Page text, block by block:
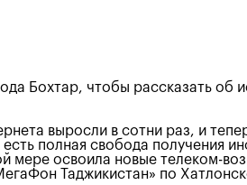
Бохтар, чтобы рассказать об
выросли в сотни раз, и
полная свобода получения
мере освоила новые телеком-
Таджикистан» по